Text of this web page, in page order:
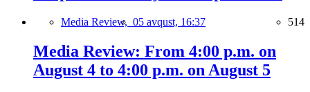
Media Review, 05 avqust, 16:37 514
Media Review: From 4:00 p.m. on
August 4 to 4:00 p.m. on August 5